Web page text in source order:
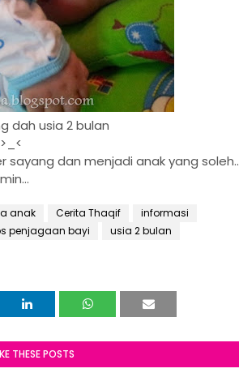
dah usia 2 bulan
>_<
dan menjadi anak yang soleh..
anak Cerita Thaqif
informasi
penjagaan bayi usia 2 bulan
THESE POSTS